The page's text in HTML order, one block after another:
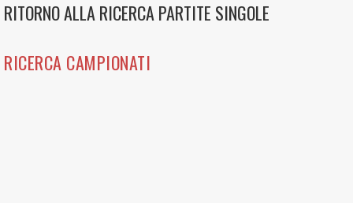
RITORNO ALLA RICERCA PARTITE SINGOLE
RICERCA CAMPIONATI